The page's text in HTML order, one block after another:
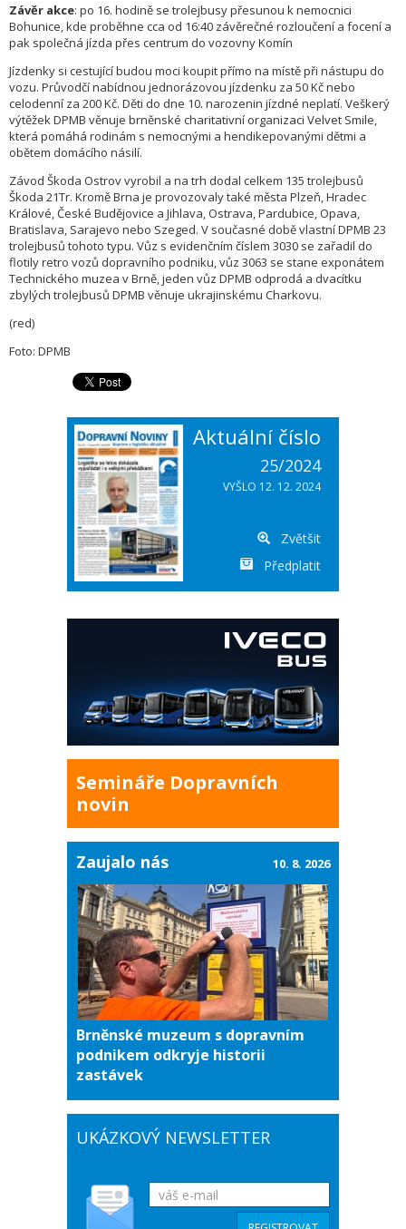
Závěr akce: po 16. hodině se trolejbusy přesunou k nemocnici
Bohunice, kde proběhne cca od 16:40 závěrečné rozloučení a focení a
pak společná jízda přes centrum do vozovny Komín
Jízdenky si cestující budou moci koupit přímo na místě při nástupu do
vozu. Průvodčí nabídnou jednorázovou jízdenku za 50 Kč nebo
celodenní za 200 Kč. Děti do dne 10. narozenin jízdné neplatí. Veškerý
výtěžek DPMB věnuje brněnské charitativní organizaci Velvet Smile,
která pomáhá rodinám s nemocnými a hendikepovanými dětmi a
obětem domácího násilí.
Závod Škoda Ostrov vyrobil a na trh dodal celkem 135 trolejbusů
Škoda 21Tr. Kromě Brna je provozovaly také města Plzeň, Hradec
Králové, České Budějovice a Jihlava, Ostrava, Pardubice, Opava,
Bratislava, Sarajevo nebo Szeged. V současné době vlastní DPMB 23
trolejbusů tohoto typu. Vůz s evidenčním číslem 3030 se zařadil do
flotily retro vozů dopravního podniku, vůz 3063 se stane exponátem
Technického muzea v Brně, jeden vůz DPMB odprodá a dvacítku
zbylých trolejbusů DPMB věnuje ukrajinskému Charkovu.
(red)
Foto: DPMB
Aktuální číslo
25/2024
VYŠLO 12. 12. 2024
Zvětšit
Předplatit
Semináře Dopravních
novin
Zaujalo nás
Brněnské muzeum s dopravním
podnikem odkryje historii
zastávek
10. 8. 2026
UKÁZKOVÝ NEWSLETTER